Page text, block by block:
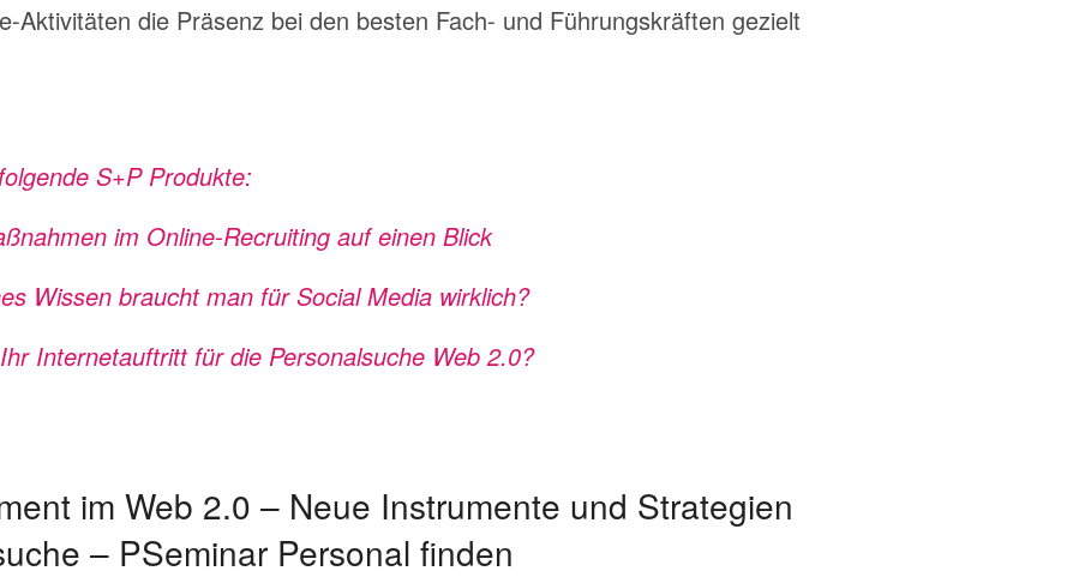
Aktivitäten die Präsenz bei den besten Fach- und Führungskräften gezielt
S+P Produkte:
im Online-Recruiting auf einen Blick
Wissen braucht man für Social Media wirklich?
Internetauftritt für die Personalsuche Web 2.0?
im Web 2.0 – Neue Instrumente und Strategien
– PSeminar Personal finden